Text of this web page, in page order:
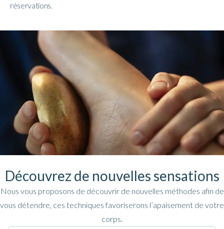
réservations.
Découvrez de nouvelles sensations
Nous vous proposons de découvrir de nouvelles méthodes afin de
vous détendre, ces techniques favoriserons l’apaisement de votre
corps.